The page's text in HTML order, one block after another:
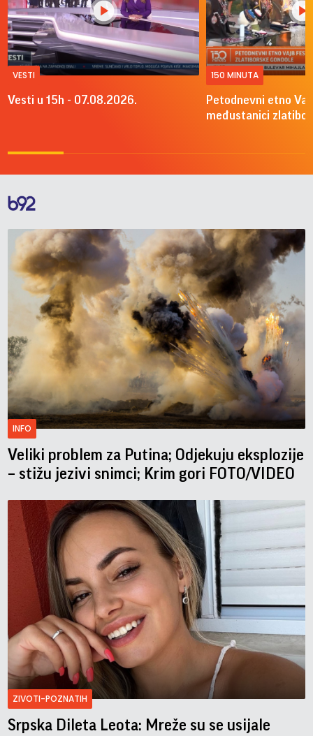
VESTI
Vesti u 15h - 07.08.2026.
150 MINUTA
Petodnevni etno
međustanici
INFO
Veliki problem za Putina; Odjekuju eksplozije
– stižu jezivi snimci; Krim gori FOTO/VIDEO
ZIVOTI-POZNATIH
Srpska Dileta Leota: Mreže su se usijale